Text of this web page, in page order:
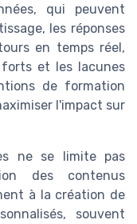
qui peuvent
les réponses
en temps réel,
et les lacunes
de formation
l'impact sur
ne se limite pas
des contenus
à la création de
souvent